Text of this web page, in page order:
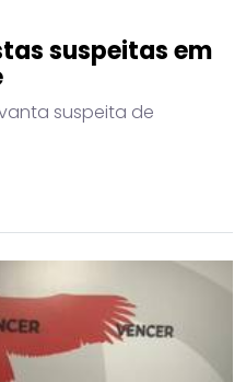
suspeitas em
suspeita de